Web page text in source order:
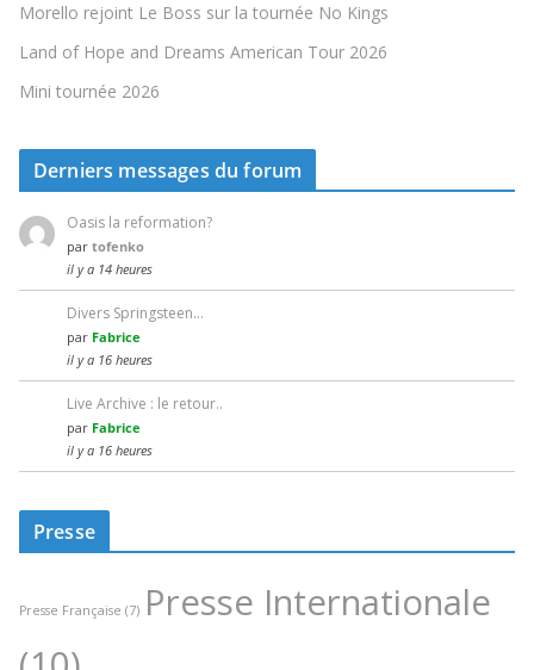
Morello rejoint Le Boss sur la tournée No Kings
Land of Hope and Dreams American Tour 2026
Mini tournée 2026
Derniers messages du forum
Oasis la reformation?
par tofenko
il y a 14 heures
Divers Springsteen…
par Fabrice
il y a 16 heures
Live Archive : le retour..
par Fabrice
il y a 16 heures
Presse
Presse Française (7) Presse Internationale